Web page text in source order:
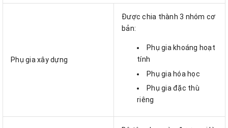
Phụ gia xây dựng
Được chia thành 3 nhóm cơ
bản:
Phụ gia khoáng hoạt
tính
Phụ gia hóa học
Phụ gia đặc thù
riêng